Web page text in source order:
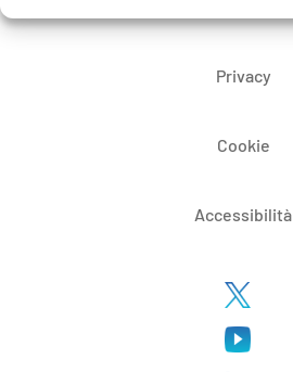
Privacy
Cookie
Accessibilità